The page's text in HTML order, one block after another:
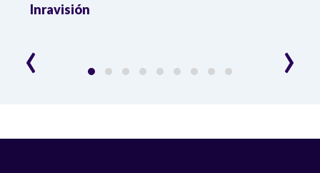
Inravisión
‹ ›